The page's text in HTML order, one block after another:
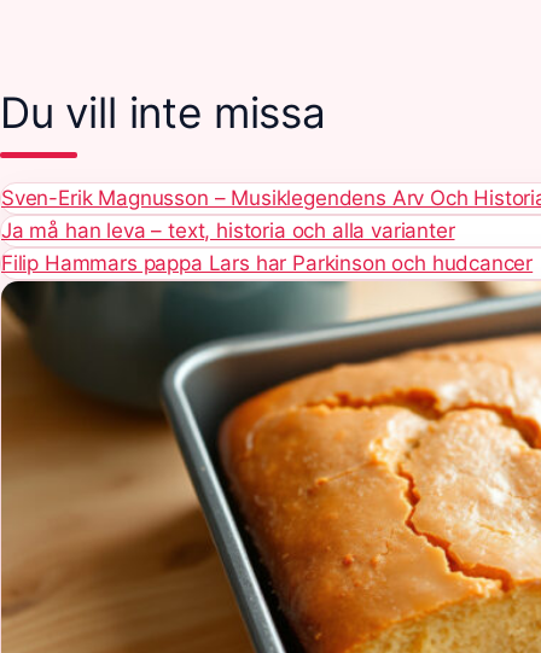
Du vill inte missa
Sven-Erik Magnusson – Musiklegendens Arv Och
Ja må han leva – text, historia och alla varianter
Filip Hammars pappa Lars har Parkinson och hudcancer